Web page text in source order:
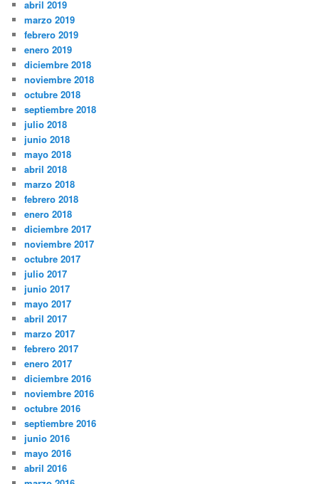
abril 2019
marzo 2019
febrero 2019
enero 2019
diciembre 2018
noviembre 2018
octubre 2018
septiembre 2018
julio 2018
junio 2018
mayo 2018
abril 2018
marzo 2018
febrero 2018
enero 2018
diciembre 2017
noviembre 2017
octubre 2017
julio 2017
junio 2017
mayo 2017
abril 2017
marzo 2017
febrero 2017
enero 2017
diciembre 2016
noviembre 2016
octubre 2016
septiembre 2016
junio 2016
mayo 2016
abril 2016